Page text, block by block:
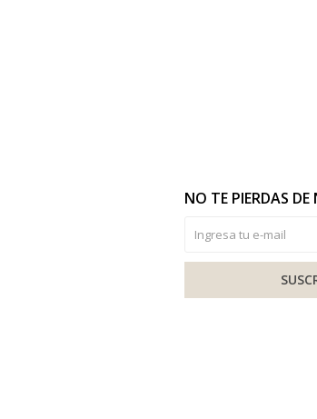
NO TE PIERDAS DE